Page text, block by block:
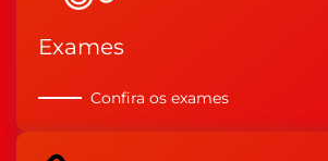
Exames
Confira os exames